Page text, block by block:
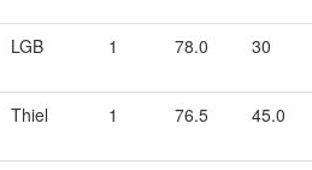
LGB 1 78.0 30
Thiel 1 76.5 45.0